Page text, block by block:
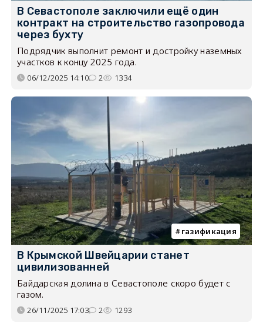
В Севастополе заключили ещё один
контракт на строительство газопровода
через бухту
Подрядчик выполнит ремонт и достройку наземных
участков к концу 2025 года.
06/12/2025 14:10 2 1334
газификация
В Крымской Швейцарии станет
цивилизованней
Байдарская долина в Севастополе скоро будет с
газом.
26/11/2025 17:03 2 1293